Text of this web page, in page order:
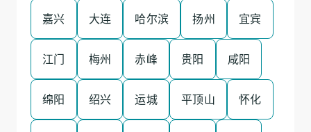
嘉兴 大连 哈尔滨 扬州 宜宾
江门 梅州 赤峰 贵阳 咸阳
绵阳 绍兴 运城 平顶山 怀化